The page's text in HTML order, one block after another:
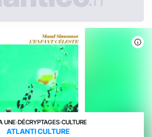
UNE›DÉCRYPTAGES›CULTURE
ATLANTI CULTURE